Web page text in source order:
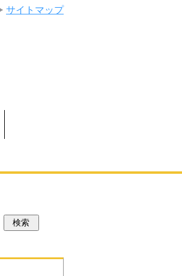
サイトマップ